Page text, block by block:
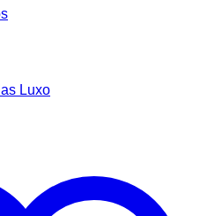
Luxo